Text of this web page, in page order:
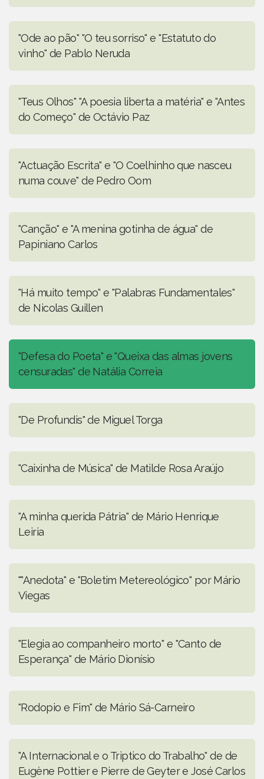
"Ode ao pão" "O teu sorriso" e "Estatuto do
vinho" de Pablo Neruda
"Teus Olhos" "A poesia liberta a matéria" e "Antes
do Começo" de Octávio Paz
"Actuação Escrita" e "O Coelhinho que nasceu
numa couve" de Pedro Oom
"Canção" e "A menina gotinha de água" de
Papiniano Carlos
"Há muito tempo" e "Palabras Fundamentales"
de Nicolas Guillen
"Defesa do Poeta" e "Queixa das almas jovens
censuradas" de Natália Correia
"De Profundis" de Miguel Torga
"Caixinha de Música" de Matilde Rosa Araújo
"A minha querida Pátria" de Mário Henrique
Leiria
""Anedota" e "Boletim Metereológico" por Mário
Viegas
"Elegia ao companheiro morto" e "Canto de
Esperança" de Mário Dionísio
"Rodopio e Fim" de Mário Sá-Carneiro
"A Internacional e o Triptico do Trabalho" de de
Eugène Pottier e Pierre de Geyter e José Carlos